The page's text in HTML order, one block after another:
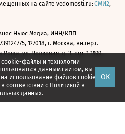
файлы и технологии
данным сайтом, вы
на использование файлов cookie
соответствии с Политикой в
данных.
ОК
на сайте vedomosti.ru: СМИ2,
Ньюс Медиа, ИНН/КПП
127018, г. Москва, вн.тер.г.
ул. Полковая, д. 3, стр. 1 1999—